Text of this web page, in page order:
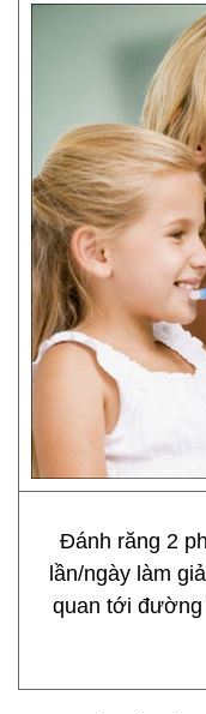
Đánh răng 2
lần/ngày làm
quan tới đường